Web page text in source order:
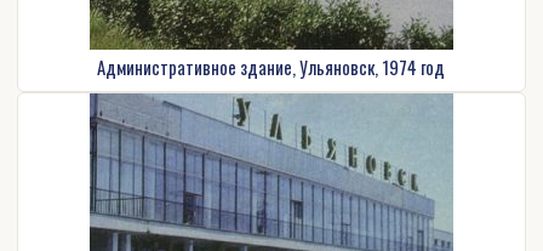
Административное здание, Ульяновск, 1974 год